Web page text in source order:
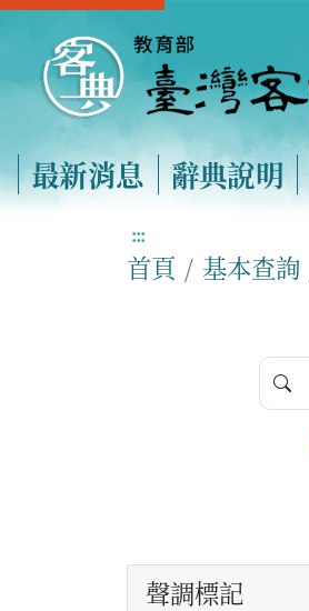
最新消息 辭典說明
:::
首頁 基本查詢
聲調標記